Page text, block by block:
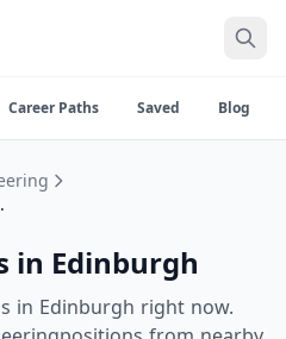
Career Paths Saved Blog
in Edinburgh
in Edinburgh right now.